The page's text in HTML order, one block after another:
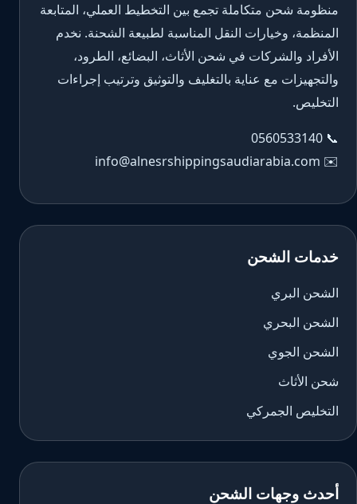
منظومة شحن متكاملة تجمع بين التخطيط العملي، المتابعة
المنظمة، وخيارات النقل المناسبة لطبيعة الشحنة. نخدم
الأفراد والشركات في شحن الأثاث، البضائع، الطرود،
والتجهيزات مع عناية بالتغليف والتوثيق وترتيب إجراءات
التخليص.
📞
0560533140
✉️
info@alnesrshippingsaudiarabia.com
خدمات الشحن
الشحن البري
الشحن البحري
الشحن الجوي
شحن الأثاث
التخليص الجمركي
أحدث وجهات الشحن